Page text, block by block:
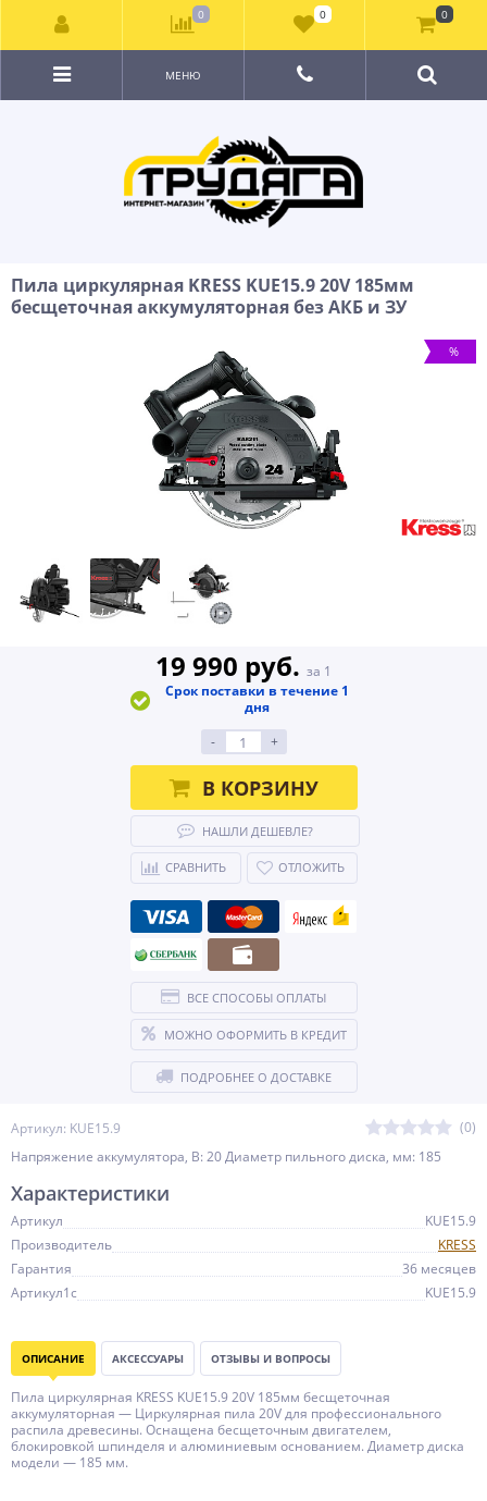
МЕНЮ
Пила циркулярная KRESS KUE15.9 20V 185мм
бесщеточная аккумуляторная без АКБ и ЗУ
%
Артикул: KUE15.9
(0)
Напряжение аккумулятора, В: 20 Диаметр пильного диска, мм: 185
19 990 руб. за 1
Срок поставки в течение 1
дня
-
+
В КОРЗИНУ
НАШЛИ ДЕШЕВЛЕ?
СРАВНИТЬ ОТЛОЖИТЬ
ВСЕ СПОСОБЫ ОПЛАТЫ
МОЖНО ОФОРМИТЬ В КРЕДИТ
ПОДРОБНЕЕ О ДОСТАВКЕ
Характеристики
Артикул
KUE15.9
Производитель
KRESS
Гарантия
36 месяцев
Артикул1c
KUE15.9
ОПИСАНИЕ АКСЕССУАРЫ ОТЗЫВЫ И ВОПРОСЫ
Пила циркулярная KRESS KUE15.9 20V 185мм бесщеточная
аккумуляторная — Циркулярная пила 20V для профессионального
распила древесины. Оснащена бесщеточным двигателем,
блокировкой шпинделя и алюминиевым основанием. Диаметр диска
модели — 185 мм.
0 0 0